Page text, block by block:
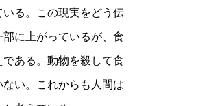
る。この現実をどう伝
に上がっているが、食
ある。動物を殺して食
い。これからも人間は